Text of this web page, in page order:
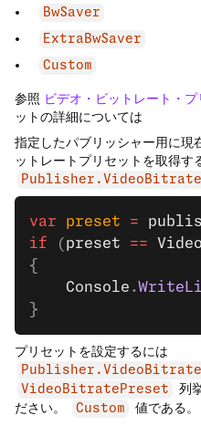
BwSaver
ExtraBwSaver
Custom
参照 ビデオ・ビットレート・プ
ットの詳細については
指定したパブリッシャー用に現
ットレートプリセットを取得す
var preset =
if ( preset ==
{
    Console
.
}
プリセットを設定するには
VideoBitratePreset
列
ださい。
Custom
値である。